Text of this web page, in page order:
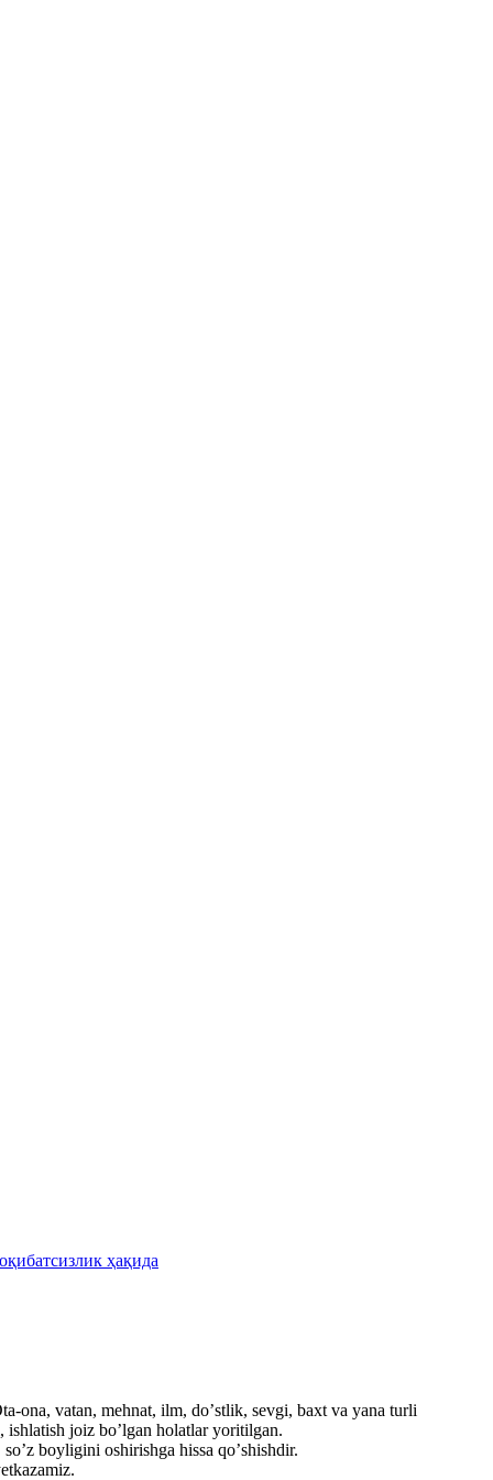
ҳақида
ona, vatan, mehnat, ilm, doʼstlik, sevgi, baxt va yana turli
joiz boʼlgan holatlar yoritilgan.
boyligini oshirishga hissa qoʼshishdir.